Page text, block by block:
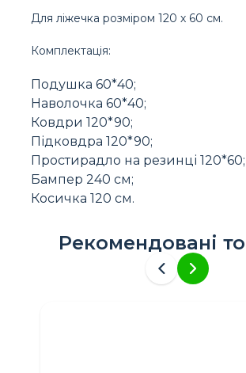
Для ліжечка розміром 120 х 60 см.
Комплектація:
Подушка 60*40;
Наволочка 60*40;
Ковдри 120*90;
Підковдра 120*90;
Простирадло на резинці 120*60;
Бампер 240 см;
Косичка 120 см.
Рекомендовані